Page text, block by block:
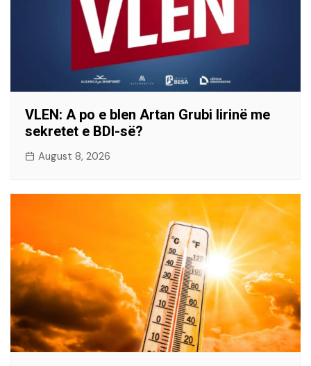
VLEN: A po e blen Artan Grubi lirinë me
sekretet e BDI-së?
August 8, 2026